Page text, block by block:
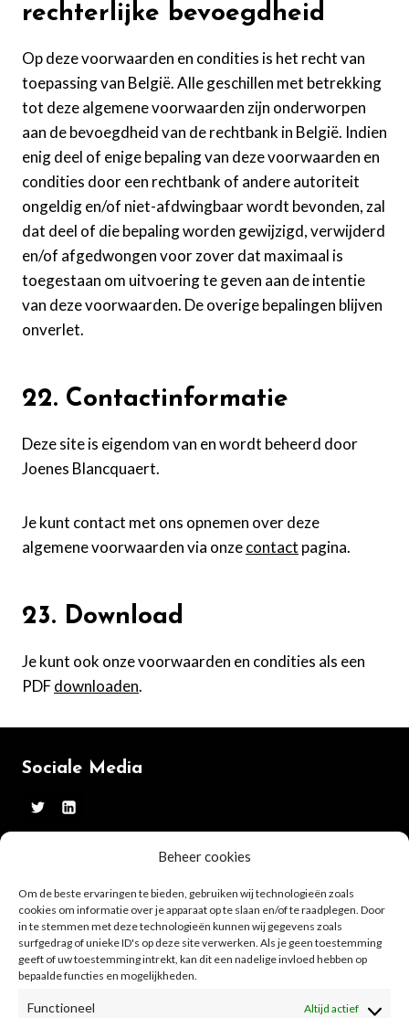
Beheer cookies
Om de beste ervaringen te bieden, gebruiken wij technologieën zoals
cookies om informatie over je apparaat op te slaan en/of te raadplegen. Door
in te stemmen met deze technologieën kunnen wij gegevens zoals
surfgedrag of unieke ID's op deze site verwerken. Als je geen toestemming
geeft of uw toestemming intrekt, kan dit een nadelige invloed hebben op
bepaalde functies en mogelijkheden.
Functioneel Altijd actief
rechterlijke bevoegdheid
Op deze voorwaarden en condities is het recht van
toepassing van België. Alle geschillen met betrekking
tot deze algemene voorwaarden zijn onderworpen
aan de bevoegdheid van de rechtbank in België. Indien
enig deel of enige bepaling van deze voorwaarden en
condities door een rechtbank of andere autoriteit
ongeldig en/of niet-afdwingbaar wordt bevonden, zal
dat deel of die bepaling worden gewijzigd, verwijderd
en/of afgedwongen voor zover dat maximaal is
toegestaan om uitvoering te geven aan de intentie
van deze voorwaarden. De overige bepalingen blijven
onverlet.
22. Contactinformatie
Deze site is eigendom van en wordt beheerd door
Joenes Blancquaert.
Je kunt contact met ons opnemen over deze
algemene voorwaarden via onzecontact pagina.
23. Download
Je kunt ook onze voorwaarden en condities als een
PDFdownloaden.
Sociale Media
Website
Over mij
Contact